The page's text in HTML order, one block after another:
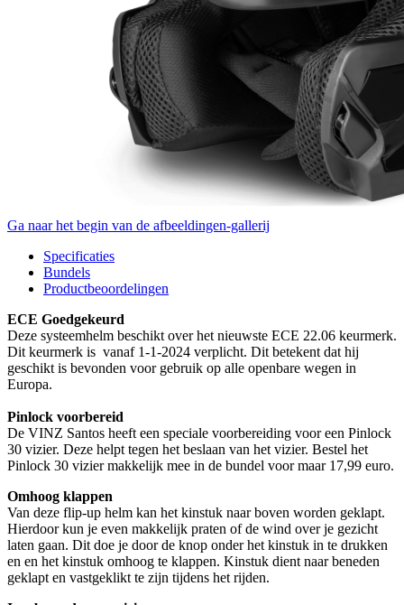
Ga naar het begin van de afbeeldingen-gallerij
Specificaties
Bundels
Productbeoordelingen
ECE Goedgekeurd
Deze systeemhelm beschikt over het nieuwste ECE 22.06 keurmerk.
Dit keurmerk is vanaf 1-1-2024 verplicht. Dit betekent dat hij
geschikt is bevonden voor gebruik op alle openbare wegen in
Europa.
Pinlock voorbereid
De VINZ Santos heeft een speciale voorbereiding voor een Pinlock
30 vizier. Deze helpt tegen het beslaan van het vizier. Bestel het
Pinlock 30 vizier makkelijk mee in de bundel voor maar 17,99 euro.
Omhoog klappen
Van deze flip-up helm kan het kinstuk naar boven worden geklapt.
Hierdoor kun je even makkelijk praten of de wind over je gezicht
laten gaan. Dit doe je door de knop onder het kinstuk in te drukken
en en het kinstuk omhoog te klappen. Kinstuk dient naar beneden
geklapt en vastgeklikt te zijn tijdens het rijden.